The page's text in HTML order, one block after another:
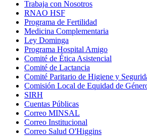
Trabaja con Nosotros
RNAO HSF
Programa de Fertilidad
Medicina Complementaria
Ley Dominga
Programa Hospital Amigo
Comité de Ética Asistencial
Comité de Lactancia
Comité Paritario de Higiene y
Comisión Local de Equidad de
SIRH
Cuentas Públicas
Correo MINSAL
Correo Institucional
Correo Salud O'Higgins